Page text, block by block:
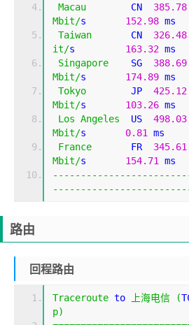
Macau
        CN
385.78
Mbit/s 152.98
Taiwan
       CN
326.48
it/s 163.32
Singapore
    SG
388.69
Mbit/s 174.89
Tokyo
        JP
425.12
Mbit/s 103.26
Los Angeles
  US
498.03
Mbit/s 0.81
France
       FR
345.61
Mbit/s 154.71
路由
回程路由
Traceroute to 上海电信 (
p)